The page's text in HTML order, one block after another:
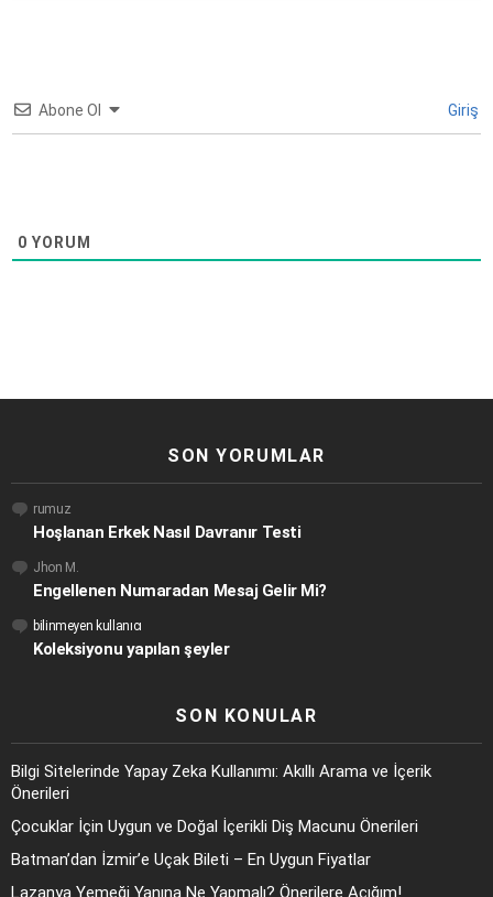
Abone Ol Giriş
0 YORUM
SON YORUMLAR
rumuz
Hoşlanan Erkek Nasıl Davranır Testi
Jhon M.
Engellenen Numaradan Mesaj Gelir Mi?
bilinmeyen kullanıcı
Koleksiyonu yapılan şeyler
SON KONULAR
Bilgi Sitelerinde Yapay Zeka Kullanımı: Akıllı Arama ve İçerik
Önerileri
Çocuklar İçin Uygun ve Doğal İçerikli Diş Macunu Önerileri
Batman’dan İzmir’e Uçak Bileti – En Uygun Fiyatlar
Lazanya Yemeği Yanına Ne Yapmalı? Önerilere Açığım!